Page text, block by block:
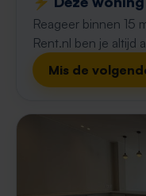
Reageer binnen 15
Rent.nl ben je altijd
Mis de